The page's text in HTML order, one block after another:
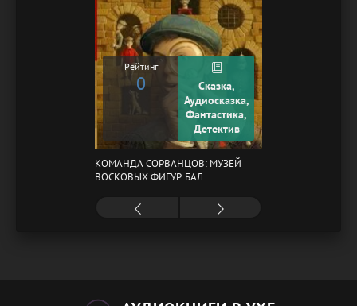
Рейтинг
0
Сказка,
Аудиосказка,
Фантастика,
Детектив
КОМАНДА СОРВАНЦОВ: МУЗЕЙ
ВОСКОВЫХ ФИГУР. БАЛ